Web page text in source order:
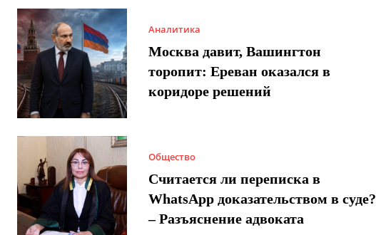
Аналитика
Москва давит, Вашингтон
торопит: Ереван оказался в
коридоре решений
Общество
Считается ли переписка в
WhatsApp доказательством в суде?
– Разъяснение адвоката